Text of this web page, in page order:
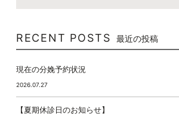
RECENT POSTS 最近の投稿
現在の分娩予約状況
2026.07.27
【夏期休診日のお知らせ】